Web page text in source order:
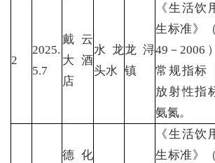
2
2025.
5.7
戴云
大酒
店
水龙
头水
龙浔
镇
《生活饮
生标准》
49－2006
常规指标
放射性指
氨氮。
德化
《生活饮
生标准》